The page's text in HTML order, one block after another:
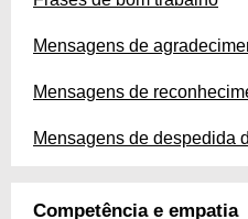
Mensagens de
Mensagens de
Mensagens de despedida
Competência e empatia